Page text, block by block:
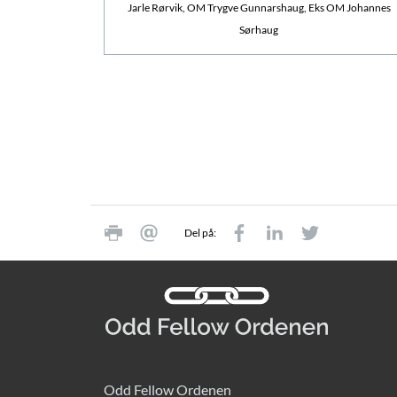
Jarle Rørvik, OM Trygve Gunnarshaug, Eks OM Johannes
Sørhaug
Del på:
Odd Fellow Ordenen